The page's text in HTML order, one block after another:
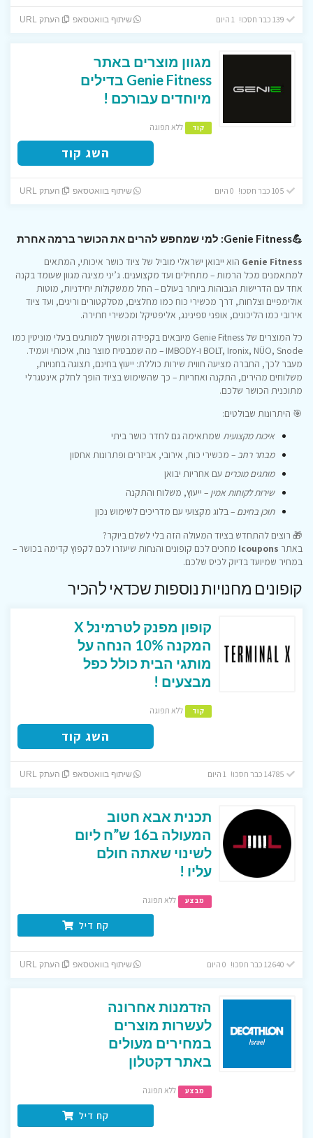
שיתוף בוואטסאפ העתק URL
מגוון מוצרים באתר
Genie Fitness בדילים
מיוחדים עבורכם !
קוד ללא תפוגה
השג קוד
שיתוף בוואטסאפ העתק URL
💪Genie Fitness: למי שמחפש להרים את הכושר ברמה אחרת
Genie Fitness הוא ייבואן ישראלי מוביל של ציוד כושר איכותי, המתאים
למתאמנים מכל הרמות – מתחילים ועד מקצוענים. ג’יני מציגה מגוון שעומד בקנה
אחד עם הדרישות הגבוהות ביותר בעולם – החל ממשקולות יחידניות, מוטות
אולימפיים וצלחות, דרך מכשירי כוח כמו מחלצים, מסלקטורים וריגים, ועד ציוד
אירובי כמו הליכונים, אופני ספינינג, אליפטיקל ומכשירי חתירה.
כל המוצרים של Genie Fitness מיובאים בקפידה ומשויך למותגים בעלי מוניטין כמו
BOLT, Ironix, NÜO, Snode ו‑IMBODY – מה שמבטיח מוצר נוח, איכותי ועמיד.
מעבר לכך, החברה מציעה חווית שירות כוללת: ייעוץ בחינם, תצוגה בחנויות,
משלוחים מהירים, התקנה ואחריות – כך שהשימוש בציוד הופך לחלק אינטגרלי
מתוכנית הכושר שלכם.
🎯 היתרונות שבולטים:
איכות מקצועית שמתאימה גם לחדר כושר ביתי
מבחר רחב– מכשירי כוח, אירובי, אביזרים ופתרונות אחסון
מותגים מוכרים עם אחריות יבואן
שירות לקוחות אמין – ייעוץ, משלוח והתקנה
תוכן בחינם – בלוג מקצועי עם מדריכים לשימוש נכון
🎁 רוצים להתחדש בציוד המעולה הזה בלי לשלם ביוקר?
באתר Icoupons מחכים לכם קופונים והנחות שיעזרו לכם לקפוץ קדימה בכושר –
במחיר שמיועד בדיוק לכיס שלכם.
קופונים מחנויות נוספות שכדאי להכיר
קופון מפנק לטרמינל X
המקנה 10% הנחה על
מותגי הבית כולל כפל
מבצעים !
קוד ללא תפוגה
השג קוד
שיתוף בוואטסאפ העתק URL
תכנית אבא חטוב
המעולה ב16 ש”ח ליום
לשינוי שאתה חולם
עליו !
מבצע ללא תפוגה
קח דיל
שיתוף בוואטסאפ העתק URL
הזדמנות אחרונה
לעשרות מוצרים
במחירים מעולים
באתר דקטלון
מבצע ללא תפוגה
קח דיל